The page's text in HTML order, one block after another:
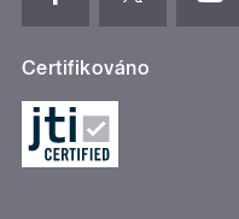
Certifikováno